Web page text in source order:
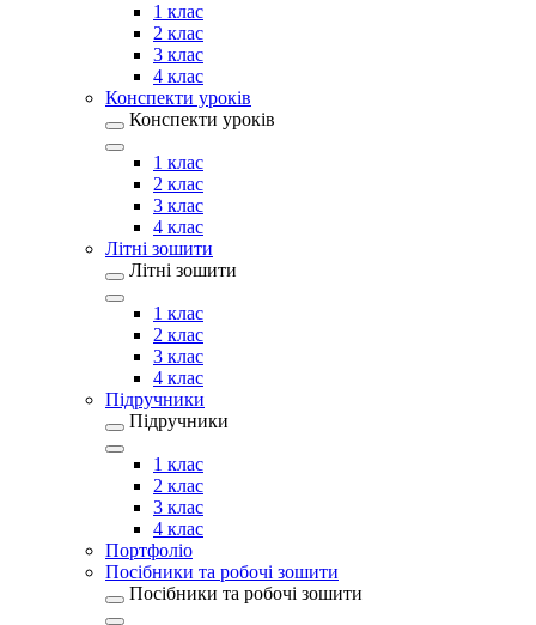
1 клас
2 клас
3 клас
4 клас
Конспекти уроків
Конспекти уроків
1 клас
2 клас
3 клас
4 клас
Літні зошити
Літні зошити
1 клас
2 клас
3 клас
4 клас
Підручники
Підручники
1 клас
2 клас
3 клас
4 клас
Портфоліо
Посібники та робочі зошити
Посібники та робочі зошити